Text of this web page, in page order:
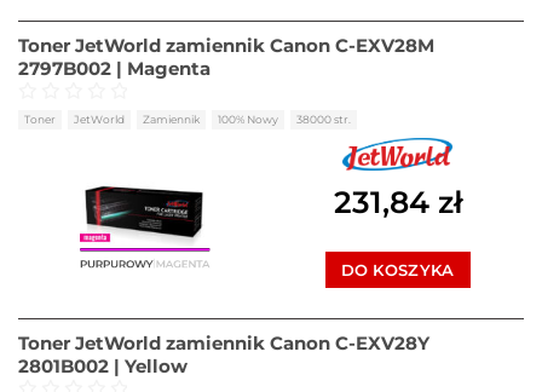
Toner JetWorld zamiennik Canon C-EXV28M
2797B002 | Magenta
Oceniono na 5
Toner JetWorld Zamiennik 100% Nowy 38000 str.
231,84 zł
DO KOSZYKA
Toner JetWorld zamiennik Canon C-EXV28Y
2801B002 | Yellow